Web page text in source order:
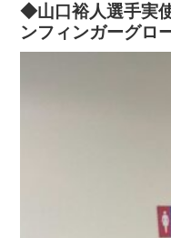
◆山口裕人選手実
ンフィンガーグロ